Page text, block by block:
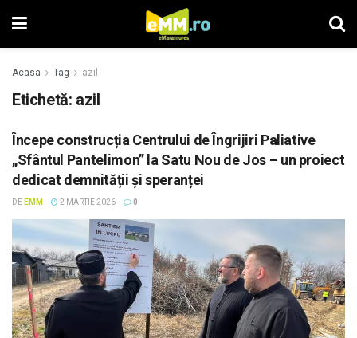
Acasa Tag azil
Etichetă: azil
Începe construcția Centrului de Îngrijiri Paliative
„Sfântul Pantelimon” la Satu Nou de Jos – un proiect
dedicat demnității și speranței
DE EMM 2 MARTIE 2026 0